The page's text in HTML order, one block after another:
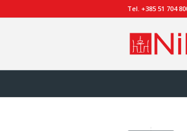
Tel. +385 51 704